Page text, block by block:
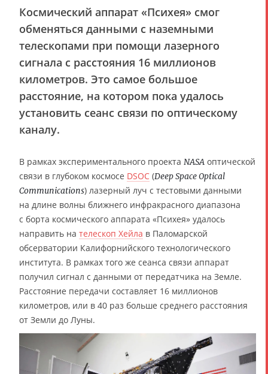
Космический аппарат «Психея» смог
обменяться данными с наземными
телескопами при помощи лазерного
сигнала с расстояния 16 миллионов
километров. Это самое большое
расстояние, на котором пока удалось
установить сеанс связи по оптическому
каналу.
В рамках экспериментального проекта NASA оптической
связи в глубоком космосе DSOC (Deep Space Optical
Communications) лазерный луч с тестовыми данными
на длине волны ближнего инфракрасного диапазона
с борта космического аппарата «Психея» удалось
направить на телескоп Хейла в Паломарской
обсерватории Калифорнийского технологического
института. В рамках того же сеанса связи аппарат
получил сигнал с данными от передатчика на Земле.
Расстояние передачи составляет 16 миллионов
километров, или в 40 раз больше среднего расстояния
от Земли до Луны.